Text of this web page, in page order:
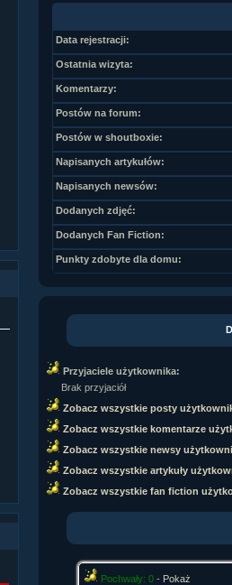
Napisanych artykułów:
Zdjęć w galerii:21,490
Tematów na forum: 3,921
Postów na forum:
Komentarzy do materiałów:
222,019
3,327
Wlepionych ostrzeżeń:4,170
Data rejestracji:
Ostatnia wizyta:
Komentarzy:
Postów na forum:
Postów w shoutboxie:
Napisanych artykułów:
Napisanych newsów:
Dodanych zdjęć:
Dodanych Fan Fiction:
Punkty zdobyte dla domu:
Przyjaciele użytkownika:
Brak przyjaciół
Zobacz wszystkie posty
Zobacz wszystkie komentarze
Zobacz wszystkie newsy
Zobacz wszystkie artykuły
Zobacz wszystkie fan fiction
Pochwały: 0- Pokaż